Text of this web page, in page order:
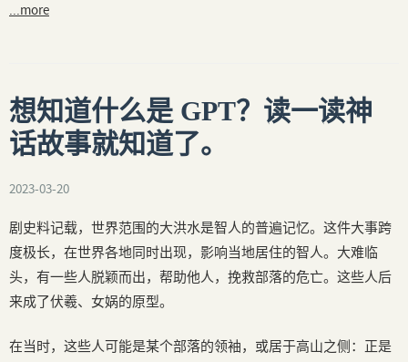
...more
想知道什么是 GPT？读一读神
话故事就知道了。
2023-03-20
剧史料记载，世界范围的大洪水是智人的普遍记忆。这件大事跨
度极长，在世界各地同时出现，影响当地居住的智人。大难临
头，有一些人脱颖而出，帮助他人，挽救部落的危亡。这些人后
来成了伏羲、女娲的原型。
在当时，这些人可能是某个部落的领袖，或居于高山之侧：正是